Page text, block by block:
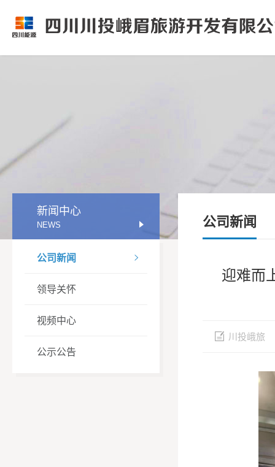
新闻中心
NEWS

公司新闻
领导关怀
视频中心
公示公告
公司新闻
迎难而
川投峨旅